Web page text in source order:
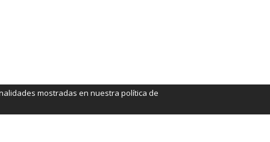
mostradas en nuestra política de